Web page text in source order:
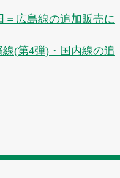
＝広島線の追加販売に
(第4弾)・国内線の追